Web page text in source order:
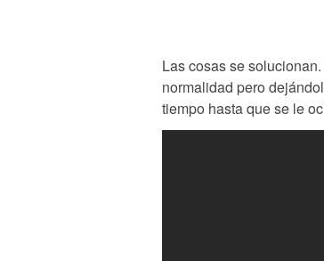
Las cosas se
normalidad pero
tiempo hasta que se le